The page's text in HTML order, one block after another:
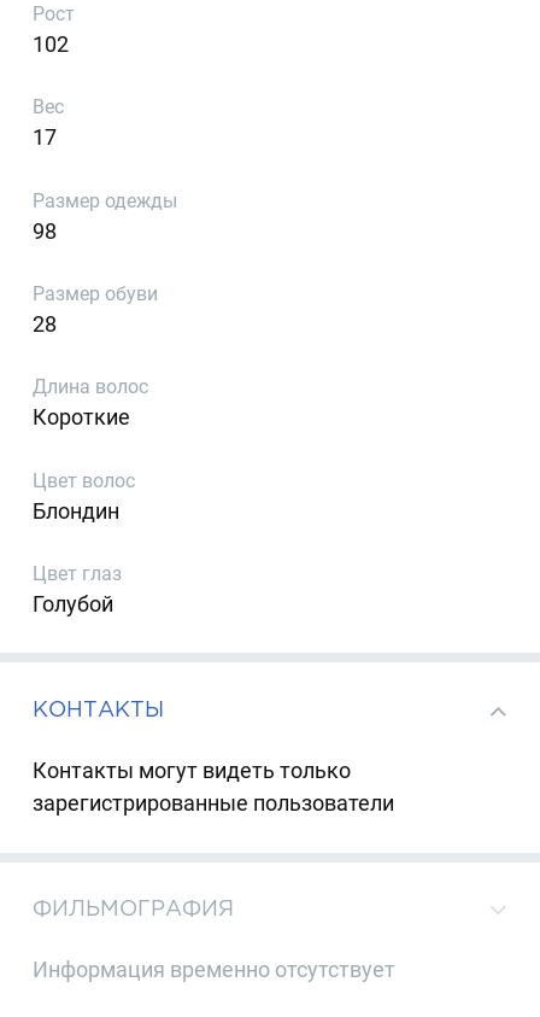
Рост
102
Вес
17
Размер одежды
98
Размер обуви
28
Длина волос
Короткие
Цвет волос
Блондин
Цвет глаз
Голубой
КОНТАКТЫ
Контакты могут видеть только
зарегистрированные пользователи
ФИЛЬМОГРАФИЯ
Информация временно отсутствует